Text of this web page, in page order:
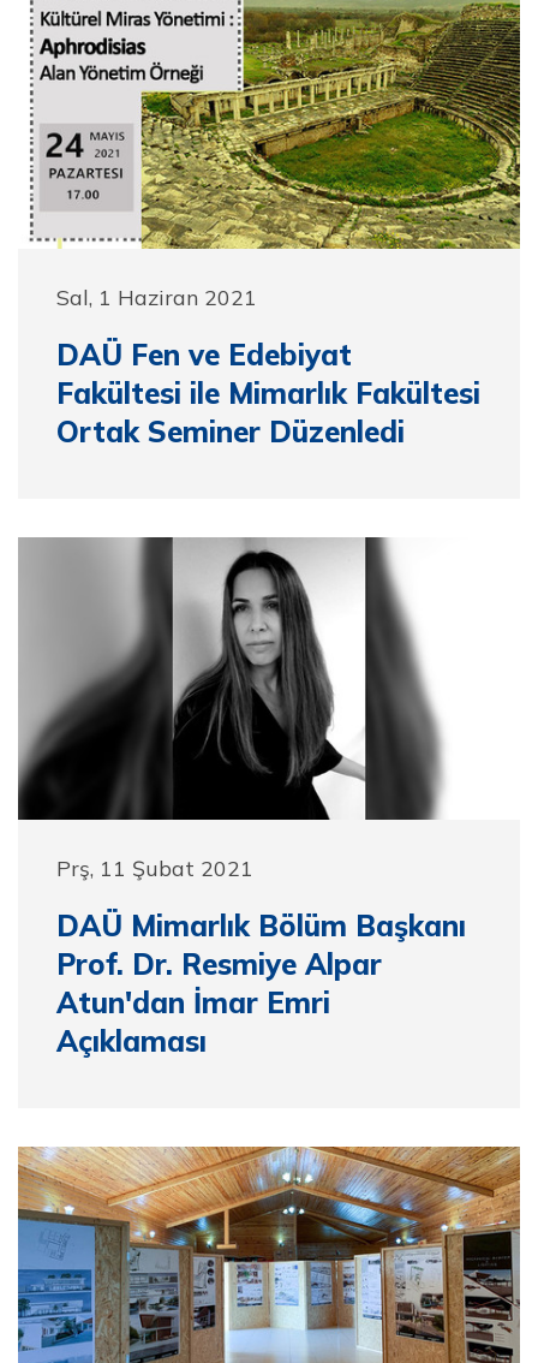
Sal, 1 Haziran 2021
DAÜ Fen ve Edebiyat
Fakültesi ile Mimarlık Fakültesi
Ortak Seminer Düzenledi
Prş, 11 Şubat 2021
DAÜ Mimarlık Bölüm Başkanı
Prof. Dr. Resmiye Alpar
Atun'dan İmar Emri
Açıklaması